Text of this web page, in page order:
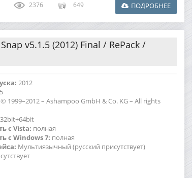
2376 649 ПОДРОБНЕЕ
v5.1.5 (2012) Final / RePack /
2012
© 1999–2012 – Ashampoo GmbH & Co. KG – All rights
32bit+64bit
с Vista: полная
с Windows 7: полная
Мультиязычный (русский присутствует)